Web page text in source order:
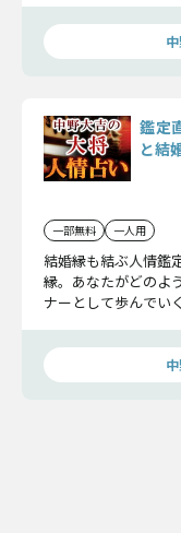
鑑定
と結
一部無料 一人用
結婚縁も結ぶ人情鑑
縁。あなたがどのよ
ナーとして歩んで